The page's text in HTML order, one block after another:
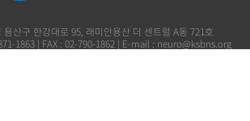
산구 한강대로 95, 래미안용산 더 센트럴 A동 721호
1863 | FAX : 02-790-1862 | E-mail : neuro@ksbns.org